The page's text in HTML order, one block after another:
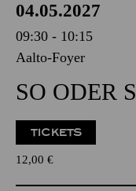
04.05.2027
09:30 - 10:15
Aalto-Foyer
SO ODER
TICKETS
12,00 €